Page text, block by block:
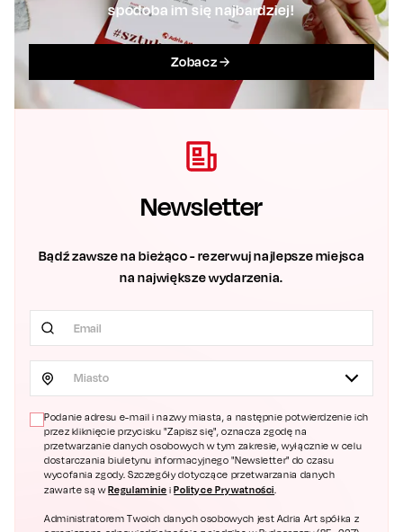
spodoba im się najbardziej!
Zobacz
Newsletter
Bądź zawsze na bieżąco - rezerwuj najlepsze miejsca
na największe wydarzenia.
Miasto
Podanie adresu e-mail i nazwy miasta, a następnie potwierdzenie ich
przez kliknięcie przycisku "Zapisz się", oznacza zgodę na
przetwarzanie danych osobowych w tym zakresie, wyłącznie w celu
dostarczania biuletynu informacyjnego "Newsletter" do czasu
wycofania zgody. Szczegóły dotyczące przetwarzania danych
zawarte są wRegulaminie i Polityce Prywatności.
Administratorem Twoich danych osobowych jest Adria Art spółka z